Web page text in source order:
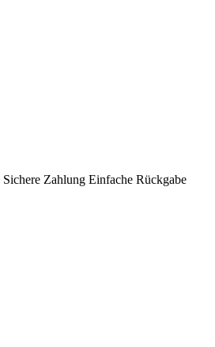
Sichere Zahlung Einfache Rückgabe